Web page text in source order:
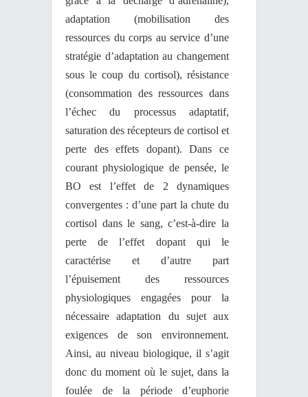
adaptation (mobilisation des
ressources du corps au service d’une
stratégie d’adaptation au changement
sous le coup du cortisol), résistance
(consommation des ressources dans
l’échec du processus adaptatif,
saturation des récepteurs de cortisol et
perte des effets dopant). Dans ce
courant physiologique de pensée, le
BO est l’effet de 2 dynamiques
convergentes : d’une part la chute du
cortisol dans le sang, c’est-à-dire la
perte de l’effet dopant qui le
caractérise et d’autre part
l’épuisement des ressources
physiologiques engagées pour la
nécessaire adaptation du sujet aux
exigences de son environnement.
Ainsi, au niveau biologique, il s’agit
donc du moment où le sujet, dans la
foulée de la période d’euphorie